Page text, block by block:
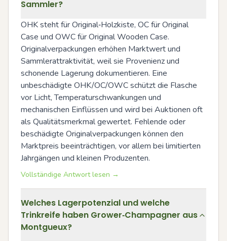
Sammler?
OHK steht für Original‑Holzkiste, OC für Original
Case und OWC für Original Wooden Case.
Originalverpackungen erhöhen Marktwert und
Sammlerattraktivität, weil sie Provenienz und
schonende Lagerung dokumentieren. Eine
unbeschädigte OHK/OC/OWC schützt die Flasche
vor Licht, Temperaturschwankungen und
mechanischen Einflüssen und wird bei Auktionen oft
als Qualitätsmerkmal gewertet. Fehlende oder
beschädigte Originalverpackungen können den
Marktpreis beeinträchtigen, vor allem bei limitierten
Jahrgängen und kleinen Produzenten.
Vollständige Antwort lesen →
Welches Lagerpotenzial und welche
Trinkreife haben Grower‑Champagner aus
Montgueux?